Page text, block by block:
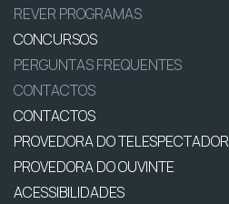
REVER PROGRAMAS
CONCURSOS
PERGUNTAS FREQUENTES
CONTACTOS
CONTACTOS
PROVEDORA DO TELESPECTADOR
PROVEDORA DO OUVINTE
ACESSIBILIDADES